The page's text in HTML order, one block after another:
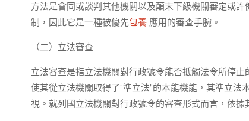
方法是會同或談判其他機關以及顛末下級機關審定或
制，因此它是一種被優先包養 應用的審查手腕。
（二）立法審查
立法審查是指立法機關對行政號令能否抵觸法令所停
使其從立法機關取得了“準立法”的本能機能，其準立
視。就列國立法機關對行政號令的審查形式而言，依